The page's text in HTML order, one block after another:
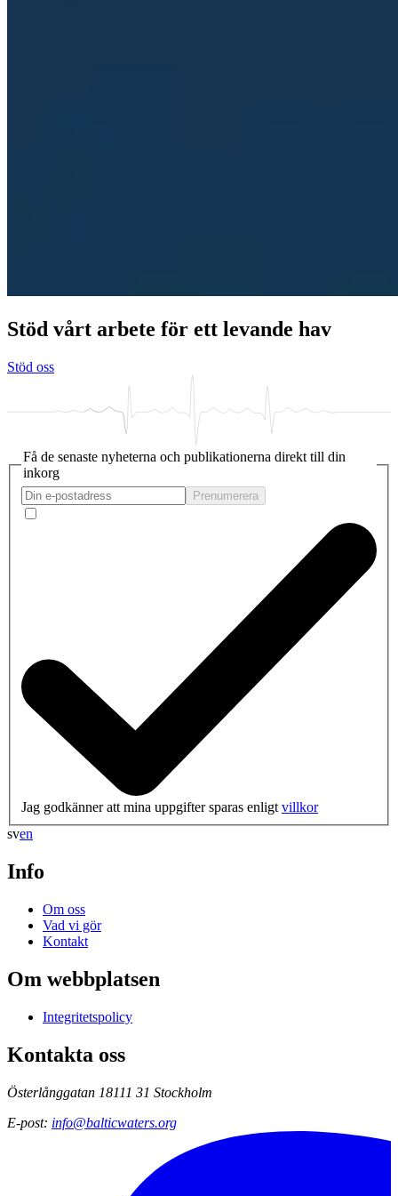
Stöd vårt arbete för ett levande hav
Stöd oss
Få de senaste nyheterna och publikationerna direkt till din
inkorg
Prenumerera
Jag godkänner att mina uppgifter sparas enligtvillkor
sven
Info
Om oss
Vad vi gör
Kontakt
Om webbplatsen
Integritetspolicy
Kontakta oss
Österlånggatan 18111 31 Stockholm
E-post: info@balticwaters.org